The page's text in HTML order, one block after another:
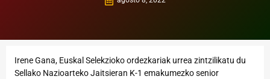
Irene Gana, Euskal Selekzioko ordezkariak urrea zintzilikatu du
Sellako Nazioarteko Jaitsieran K-1 emakumezko senior